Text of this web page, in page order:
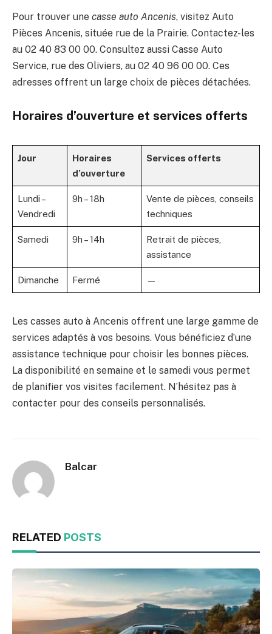
Pour trouver une casse auto Ancenis, visitez Auto
Pièces Ancenis, située rue de la Prairie. Contactez-les
au 02 40 83 00 00. Consultez aussi Casse Auto
Service, rue des Oliviers, au 02 40 96 00 00. Ces
adresses offrent un large choix de pièces détachées.
Horaires d’ouverture et services offerts
Jour
Horaires
d’ouverture
Services offerts
Lundi –
Vendredi
9h – 18h
Vente de pièces, conseils
techniques
Samedi 9h – 14h
Retrait de pièces,
assistance
Dimanche Fermé —
Les casses auto à Ancenis offrent une large gamme de
services adaptés à vos besoins. Vous bénéficiez d’une
assistance technique pour choisir les bonnes pièces.
La disponibilité en semaine et le samedi vous permet
de planifier vos visites facilement. N’hésitez pas à
contacter pour des conseils personnalisés.
Balcar
RELATED POSTS